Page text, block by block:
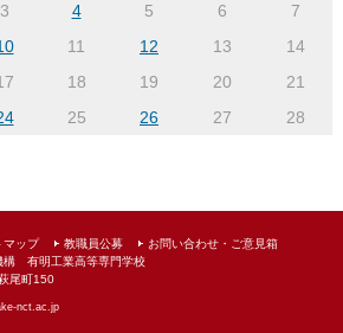
3 4 5 6
7
11 12 13
14
18 19 20
21
25 26 27
28
マップ 教職員公募
お問い合わせ・ご意見箱
構 有明工業高等専門学校
尾町150
nct.ac.jp